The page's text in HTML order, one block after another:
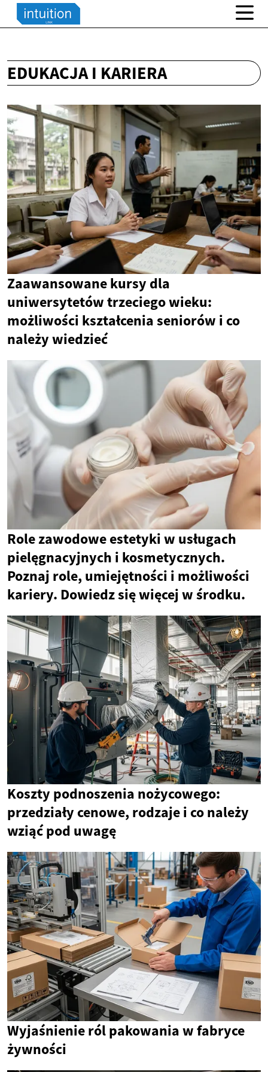
EDUKACJA I KARIERA
Zaawansowane kursy dla
uniwersytetów trzeciego wieku:
możliwości kształcenia seniorów i co
należy wiedzieć
Role zawodowe estetyki w usługach
pielęgnacyjnych i kosmetycznych.
Poznaj role, umiejętności i możliwości
kariery. Dowiedz się więcej w środku.
Koszty podnoszenia nożycowego:
przedziały cenowe, rodzaje i co należy
wziąć pod uwagę
Wyjaśnienie ról pakowania w fabryce
żywności